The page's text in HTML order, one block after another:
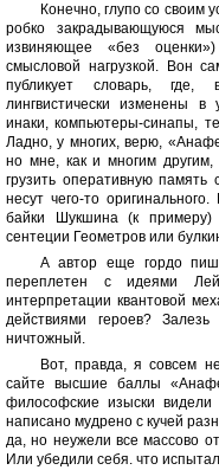
Конечно, глупо со своим
робко закрадывающуюся
извиняющее «без
смысловой нагрузкой. Вон
публикует словарь, где,
лингвистически изменены в
инаки, компьютеры-синапы,
Ладно, у многих, верю,
но мне, как и многим другим,
грузить оперативную
несут чего-то
байки Шукшина (к примеру)
сентеции Геометров или
А автор еще гордо
переплетен с идеями
интерпретации квантовой
действиями героев?
ничтожный.
Вот, правда, я совсем
сайте высшие баллы
философские изыски
написано мудрено с кучей
да, но неужели все массово
Или убедили себя. что